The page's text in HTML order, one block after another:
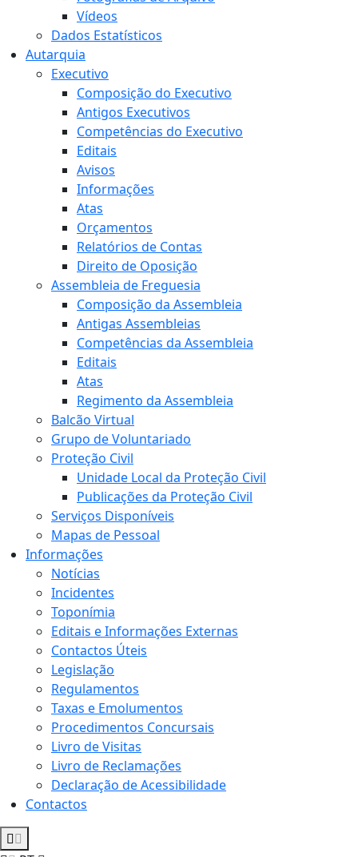
Vídeos
Dados Estatísticos
Autarquia
Executivo
Composição do Executivo
Antigos Executivos
Competências do Executivo
Editais
Avisos
Informações
Atas
Orçamentos
Relatórios de Contas
Direito de Oposição
Assembleia de Freguesia
Composição da Assembleia
Antigas Assembleias
Competências da Assembleia
Editais
Atas
Regimento da Assembleia
Balcão Virtual
Grupo de Voluntariado
Proteção Civil
Unidade Local da Proteção Civil
Publicações da Proteção Civil
Serviços Disponíveis
Mapas de Pessoal
Informações
Notícias
Incidentes
Toponímia
Editais e Informações Externas
Contactos Úteis
Legislação
Regulamentos
Taxas e Emolumentos
Procedimentos Concursais
Livro de Visitas
Livro de Reclamações
Declaração de Acessibilidade
Contactos